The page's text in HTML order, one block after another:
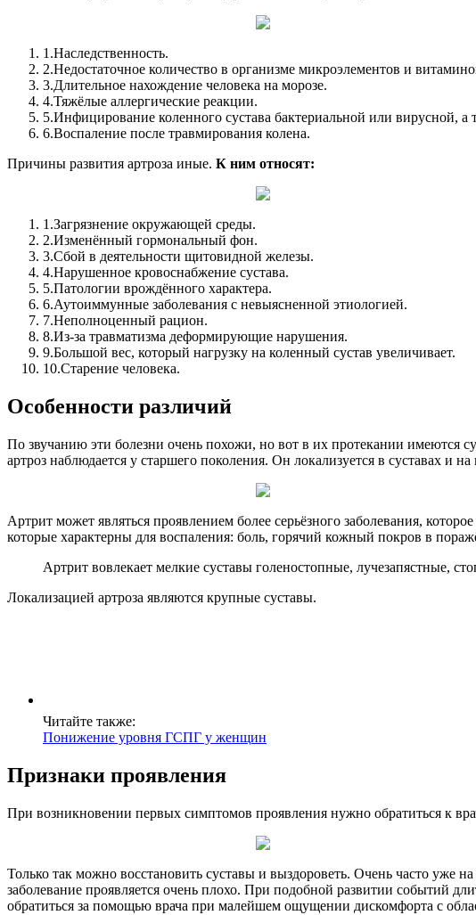
1.Наследственность.
2.Недостаточное количество в организме микроэлементов и
3.Длительное нахождение человека на морозе.
4.Тяжёлые аллергические реакции.
5.Инфицирование коленного сустава бактериальной или вирусной, а
6.Воспаление после травмирования колена.
Причины развития артроза иные. К ним относят:
1.Загрязнение окружающей среды.
2.Изменённый гормональный фон.
3.Сбой в деятельности щитовидной железы.
4.Нарушенное кровоснабжение сустава.
5.Патологии врождённого характера.
6.Аутоиммунные заболевания с невыясненной этиологией.
7.Неполноценный рацион.
8.Из-за травматизма деформирующие нарушения.
9.Большой вес, который нагрузку на коленный сустав увеличивает.
10.Старение человека.
Особенности различий
По звучанию эти болезни очень похожи, но вот в их протекании имеются
артроз наблюдается у старшего поколения. Он локализуется в суставах и
Артрит может являться проявлением более серьёзного заболевания,
которые характерны для воспаления: боль, горячий кожный покров в
Артрит вовлекает мелкие суставы голеностопные, лучезапястные,
Локализацией артроза являются крупные суставы.
Читайте также:
Понижение уровня ГСПГ у женщин
Признаки проявления
При возникновении первых симптомов проявления нужно обратиться к
Только так можно восстановить суставы и выздороветь. Очень часто уже
заболевание проявляется очень плохо. При подобной развитии событий
обратиться за помощью врача при малейшем ощущении дискомфорта с